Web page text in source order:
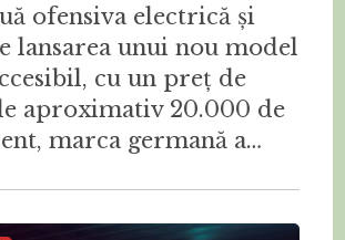
ofensiva electrică și
lansarea unui nou model
cu un preț de
aproximativ 20.000 de
marca germană a…